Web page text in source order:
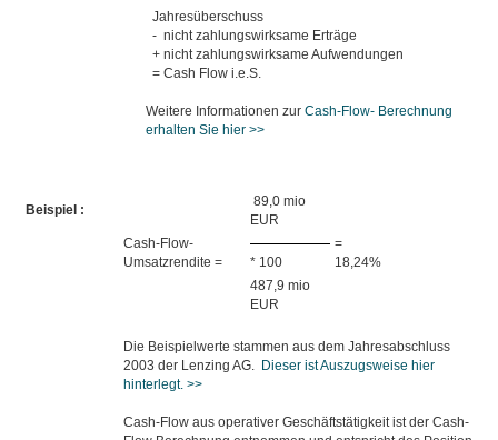
Jahresüberschuss
- nicht zahlungswirksame Erträge
+ nicht zahlungswirksame Aufwendungen
= Cash Flow i.e.S.
Weitere Informationen zur Cash-Flow- Berechnung
erhalten Sie hier >>
Beispiel :
Cash-Flow-
Umsatzrendite =
89,0 mio
EUR
=
18,24%
* 100
487,9 mio
EUR
Die Beispielwerte stammen aus dem Jahresabschluss
2003 der Lenzing AG. Dieser ist Auszugsweise hier
hinterlegt. >>
Cash-Flow aus operativer Geschäftstätigkeit ist der Cash-